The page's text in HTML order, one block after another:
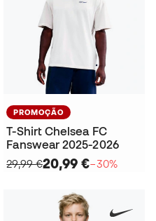
PROMOÇÃO
T-Shirt Chelsea FC
Fanswear 2025-2026
29,99 €20,99 €−30%